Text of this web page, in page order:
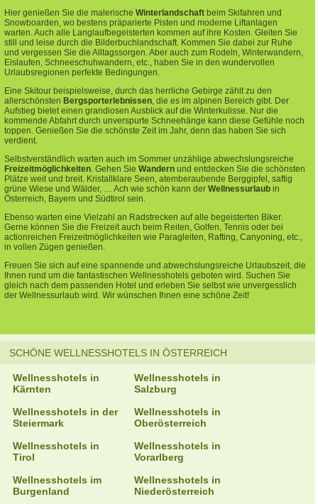
Hier genießen Sie die malerische Winterlandschaft beim Skifahren und
Snowboarden, wo bestens präparierte Pisten und moderne Liftanlagen
warten. Auch alle Langlaufbegeisterten kommen auf ihre Kosten. Gleiten Sie
still und leise durch die Bilderbuchlandschaft. Kommen Sie dabei zur Ruhe
und vergessen Sie die Alltagssorgen. Aber auch zum Rodeln, Winterwandern,
Eislaufen, Schneeschuhwandern, etc., haben Sie in den wundervollen
Urlaubsregionen perfekte Bedingungen.
Eine Skitour beispielsweise, durch das herrliche Gebirge zählt zu den
allerschönsten Bergsporterlebnissen , die es im alpinen Bereich gibt. Der
Aufstieg bietet einen grandiosen Ausblick auf die Winterkulisse. Nur die
kommende Abfahrt durch unverspurte Schneehänge kann diese Gefühle noch
toppen. Genießen Sie die schönste Zeit im Jahr, denn das haben Sie sich
verdient.
Selbstverständlich warten auch im Sommer unzählige abwechslungsreiche
Freizeitmöglichkeiten . Gehen Sie Wandern und entdecken Sie die schönsten
Plätze weit und breit. Kristallklare Seen, atemberaubende Berggipfel, saftig
grüne Wiese und Wälder, … Ach wie schön kann der Wellnessurlaub in
Österreich, Bayern und Südtirol sein.
Ebenso warten eine Vielzahl an Radstrecken auf alle begeisterten Biker.
Gerne können Sie die Freizeit auch beim Reiten, Golfen, Tennis oder bei
actionreichen Freizeitmöglichkeiten wie Paragleiten, Rafting, Canyoning, etc.,
in vollen Zügen genießen.
Freuen Sie sich auf eine spannende und abwechslungsreiche Urlaubszeit, die
Ihnen rund um die fantastischen Wellnesshotels geboten wird. Suchen Sie
gleich nach dem passenden Hotel und erleben Sie selbst wie unvergesslich
der Wellnessurlaub wird. Wir wünschen Ihnen eine schöne Zeit!
SCHÖNE WELLNESSHOTELS IN ÖSTERREICH
Wellnesshotels in
Kärnten
Wellnesshotels in
Salzburg
Wellnesshotels in der
Steiermark
Wellnesshotels in
Oberösterreich
Wellnesshotels in
Tirol
Wellnesshotels in
Vorarlberg
Wellnesshotels im
Burgenland
Wellnesshotels in
Niederösterreich